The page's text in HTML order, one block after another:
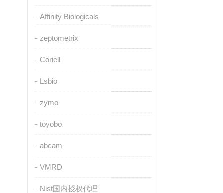
Affinity Biologicals
zeptometrix
Coriell
Lsbio
zymo
toyobo
abcam
VMRD
Nist国内授权代理